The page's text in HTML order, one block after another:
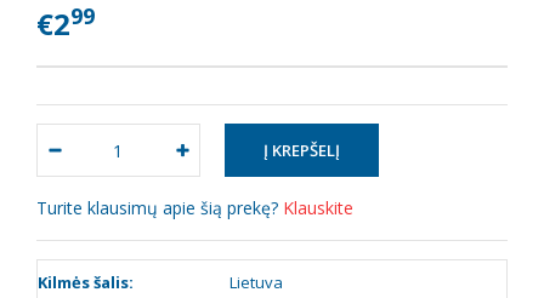
€299
Turite klausimų apie šią prekę? Klauskite
Kilmės šalis: Lietuva